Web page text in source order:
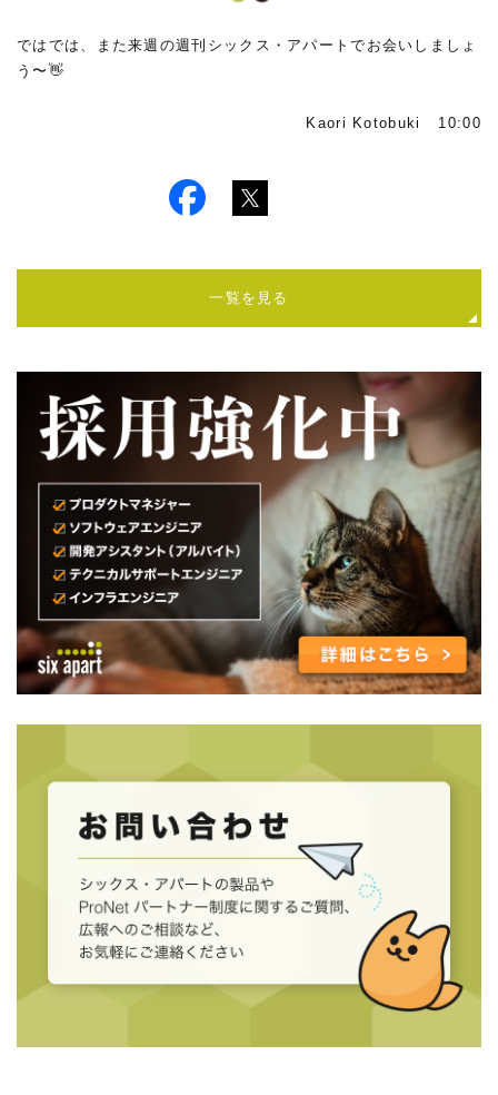
ではでは、また来週の週刊シックス・アパートでお会いしましょ
う〜👋
Kaori Kotobuki 10:00
一覧を見る